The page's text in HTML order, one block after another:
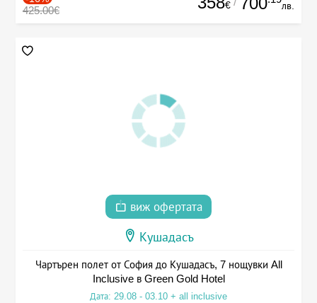
425.00€ € лв.
виж офертата
Кушадасъ
Чартърен полет от София до Кушадасъ, 7 нощувки All
Inclusive в Green Gold Hotel
Дата: 29.08 - 03.10 + all inclusive